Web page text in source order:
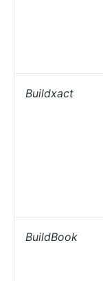
Buildxact
BuildBook